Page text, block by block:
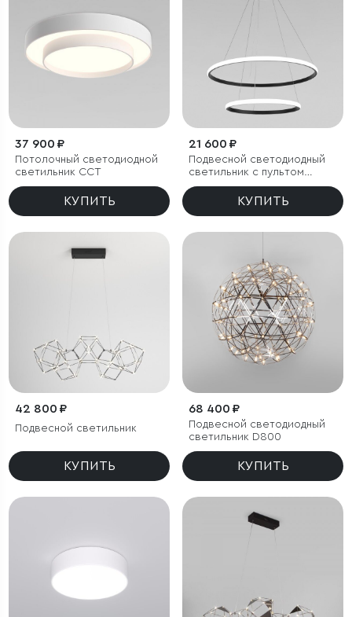
37 900 ₽
Потолочный светодиодной
светильник CCT
КУПИТЬ
21 600 ₽
Подвесной светодиодный
светильник с пультом
управления
КУПИТЬ
42 800 ₽
Подвесной светильник
КУПИТЬ
68 400 ₽
Подвесной светодиодный
светильник D800
КУПИТЬ